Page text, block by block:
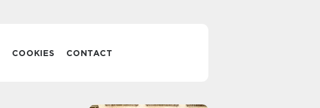
COOKIES CONTACT